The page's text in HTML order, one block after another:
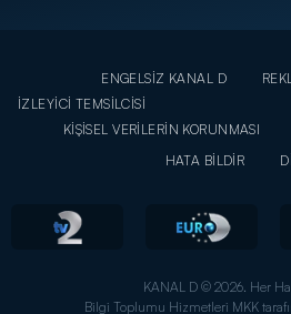
ENGELSİZ KANAL D
İZLEYİCİ TEMSİLCİSİ
KİŞİSEL VERİLERİN KORUNMASI
HATA BİLDİR
KANAL D © 2026. Her
Bilgi Toplumu Hizmetleri MKK